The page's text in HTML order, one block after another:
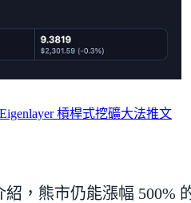
槓桿式挖礦大法推文
紹，熊市仍能漲幅 500%